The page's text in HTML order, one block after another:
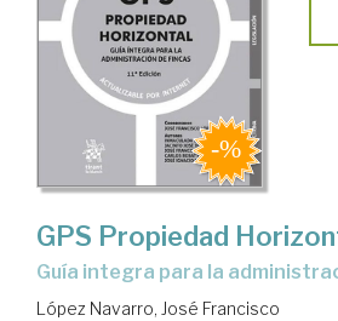
GPS Propiedad
Guía integra para la
López Navarro, José Francisco